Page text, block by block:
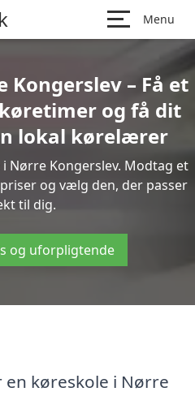
Menu
Kongerslev – Få et
og få dit
lokal kørelærer
Nørre Kongerslev. Modtag et
og vælg den, der passer
til dig.
og uforpligtende
køreskole i Nørre